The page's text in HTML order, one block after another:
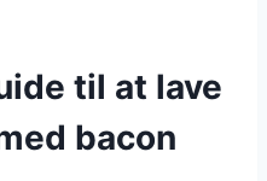
til at lave
bacon